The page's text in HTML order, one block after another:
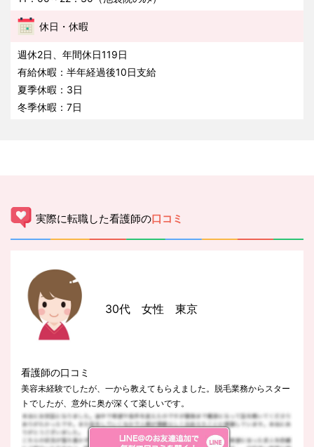
休日・休暇
週休2日、年間休日119日
有給休暇：半年経過後10日支給
夏季休暇：3日
冬季休暇：7日
実際に転職した看護師の口コミ
30代 女性 東京
看護師の口コミ
美容未経験でしたが、一から教えてもらえました。脱毛業務からスター
トでしたが、意外に奥が深くて楽しいです。